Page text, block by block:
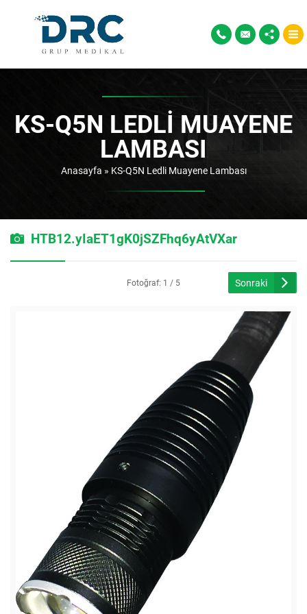
KS-Q5N LEDLI MUAYENE
LAMBASI
Anasayfa » KS-Q5N Ledli Muayene Lambası
HTB12.yIaET1gK0jSZFhq6yAtVXar
Fotoğraf: 1 / 5 Sonraki
Müşteri Temsilcisi